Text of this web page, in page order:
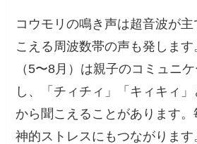
コウモリの鳴き声は超音波が
こえる周波数帯の声も発しま
（5〜8月）は親子のコミュニ
し、「チィチィ」「キィキィ
から聞こえることがあります
神的ストレスにもつながります